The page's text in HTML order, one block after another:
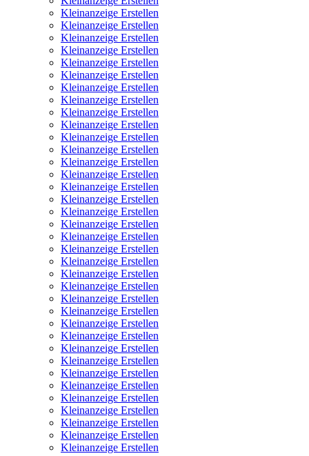
Kleinanzeige Erstellen
Kleinanzeige Erstellen
Kleinanzeige Erstellen
Kleinanzeige Erstellen
Kleinanzeige Erstellen
Kleinanzeige Erstellen
Kleinanzeige Erstellen
Kleinanzeige Erstellen
Kleinanzeige Erstellen
Kleinanzeige Erstellen
Kleinanzeige Erstellen
Kleinanzeige Erstellen
Kleinanzeige Erstellen
Kleinanzeige Erstellen
Kleinanzeige Erstellen
Kleinanzeige Erstellen
Kleinanzeige Erstellen
Kleinanzeige Erstellen
Kleinanzeige Erstellen
Kleinanzeige Erstellen
Kleinanzeige Erstellen
Kleinanzeige Erstellen
Kleinanzeige Erstellen
Kleinanzeige Erstellen
Kleinanzeige Erstellen
Kleinanzeige Erstellen
Kleinanzeige Erstellen
Kleinanzeige Erstellen
Kleinanzeige Erstellen
Kleinanzeige Erstellen
Kleinanzeige Erstellen
Kleinanzeige Erstellen
Kleinanzeige Erstellen
Kleinanzeige Erstellen
Kleinanzeige Erstellen
Kleinanzeige Erstellen